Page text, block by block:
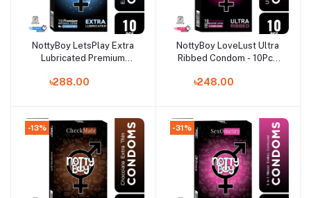
Add to cart
NottyBoy LetsPlay Extra
Lubricated Premium
Pack(India)
৳288.00
Add to cart
NottyBoy LoveLust Ultra
Ribbed Condom - 10Pcs
৳248.00
-13% -31%